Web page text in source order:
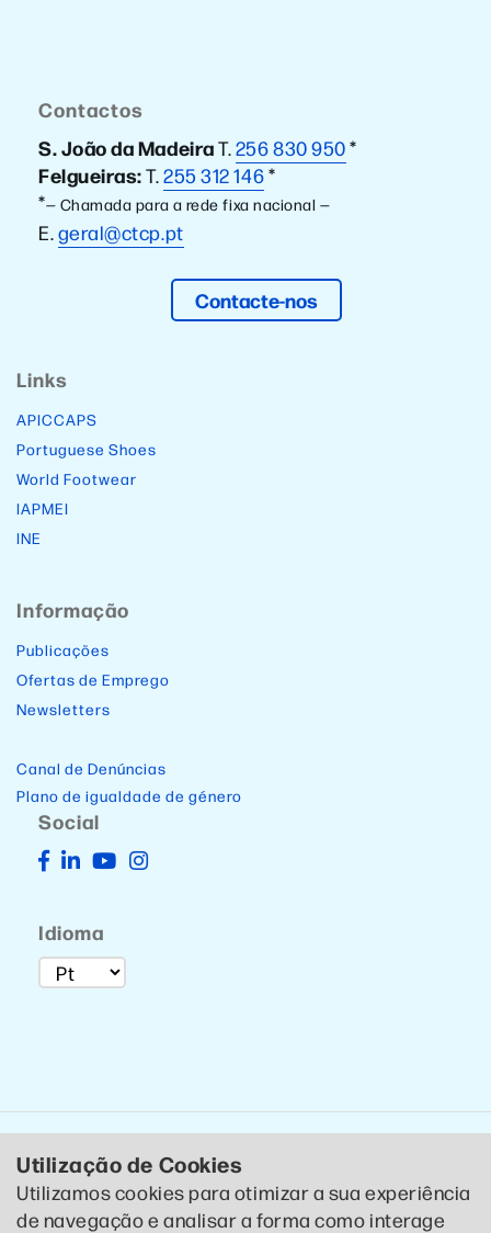
Contactos
S. João da MadeiraT.256 830 950*
Felgueiras:T.255 312 146*
*— Chamada para a rede fixa nacional —
E.geral@ctcp.pt
Contacte-nos
Links
APICCAPS
Portuguese Shoes
World Footwear
IAPMEI
INE
Informação
Publicações
Ofertas de Emprego
Newsletters
Canal de Denúncias
Plano de igualdade de género
Social
Idioma
Utilização de Cookies
Utilizamos cookies para otimizar a sua experiência
de navegação e analisar a forma como interage